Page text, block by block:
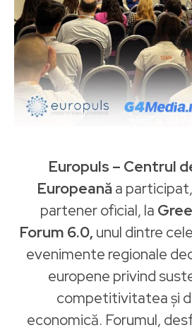
Europuls – Centrul
Europeanăa
partener oficial, la
Forum 6.0, unul dintre
evenimente regionale
europene privind
competitivitatea și
economică. Forumul,